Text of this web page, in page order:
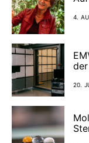
4.
20.